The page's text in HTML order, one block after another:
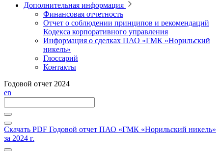
Дополнительная информация
Финансовая отчетность
Отчет о соблюдении принципов и рекомендаций
Кодекса корпоративного управления
Информация о сделках ПАО «ГМК «Норильский
никель»
Глоссарий
Контакты
Годовой отчет 2024
en
Скачать PDF Годовой отчет ПАО «ГМК «Норильский никель»
за 2024 г.